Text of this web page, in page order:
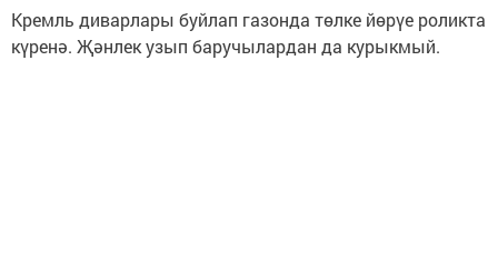
Кремль диварлары буйлап газонда төлке йөрүе роликта
күренә. Җәнлек узып баручылардан да курыкмый.